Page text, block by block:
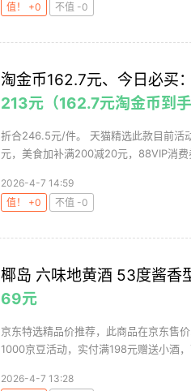
值！ +0
不值 -0
淘金币162.7元、今日必买
213元（162.7元淘金币到
折合246.5元/件。 天猫精选此款目前活
元，美食加补满200减20元，88VIP消
2026-4-7 14:59
值！ +0
不值 -0
椰岛 六味地黄酒 53度酱香
69元
京东特选精品价推荐，此商品在京东售
1000京豆活动，实付满198元赠送小酒
2026-4-7 13:28